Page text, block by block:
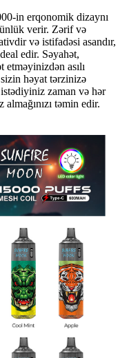
in erqonomik dizaynı
verir. Zərif və
və istifadəsi asandır,
edir. Səyahət,
asılı
həyat tərzinizə
zaman və hər
təmin edir.